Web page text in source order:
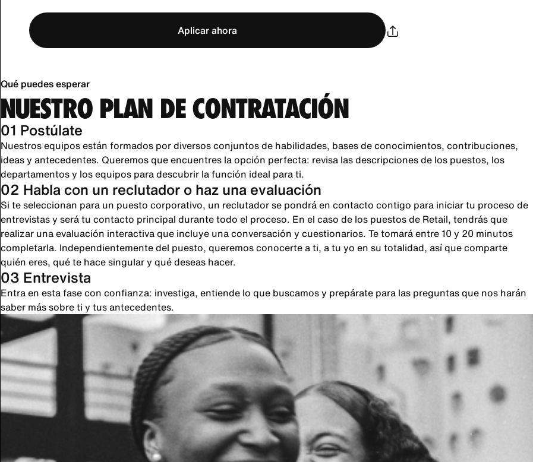
Aplicar ahora
Qué puedes esperar
NUESTRO PLAN DE CONTRATACIÓN
01 Postúlate
Nuestros equipos están formados por diversos conjuntos de habilidades, bases de conocimientos, contribuciones,
ideas y antecedentes. Queremos que encuentres la opción perfecta: revisa las descripciones de los puestos, los
departamentos y los equipos para descubrir la función ideal para ti.
02 Habla con un reclutador o haz una evaluación
Si te seleccionan para un puesto corporativo, un reclutador se pondrá en contacto contigo para iniciar tu proceso de
entrevistas y será tu contacto principal durante todo el proceso. En el caso de los puestos de Retail, tendrás que
realizar una evaluación interactiva que incluye una conversación y cuestionarios. Te tomará entre 10 y 20 minutos
completarla. Independientemente del puesto, queremos conocerte a ti, a tu yo en su totalidad, así que comparte
quién eres, qué te hace singular y qué deseas hacer.
03 Entrevista
Entra en esta fase con confianza: investiga, entiende lo que buscamos y prepárate para las preguntas que nos harán
saber más sobre ti y tus antecedentes.